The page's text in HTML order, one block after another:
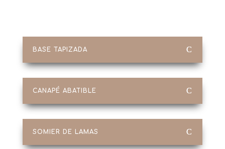
BASE TAPIZADA
CANAPÉ ABATIBLE
SOMIER DE LAMAS